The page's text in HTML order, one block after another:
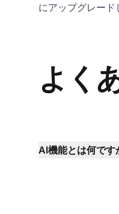
にアップグレード
よく
AI機能とは何です